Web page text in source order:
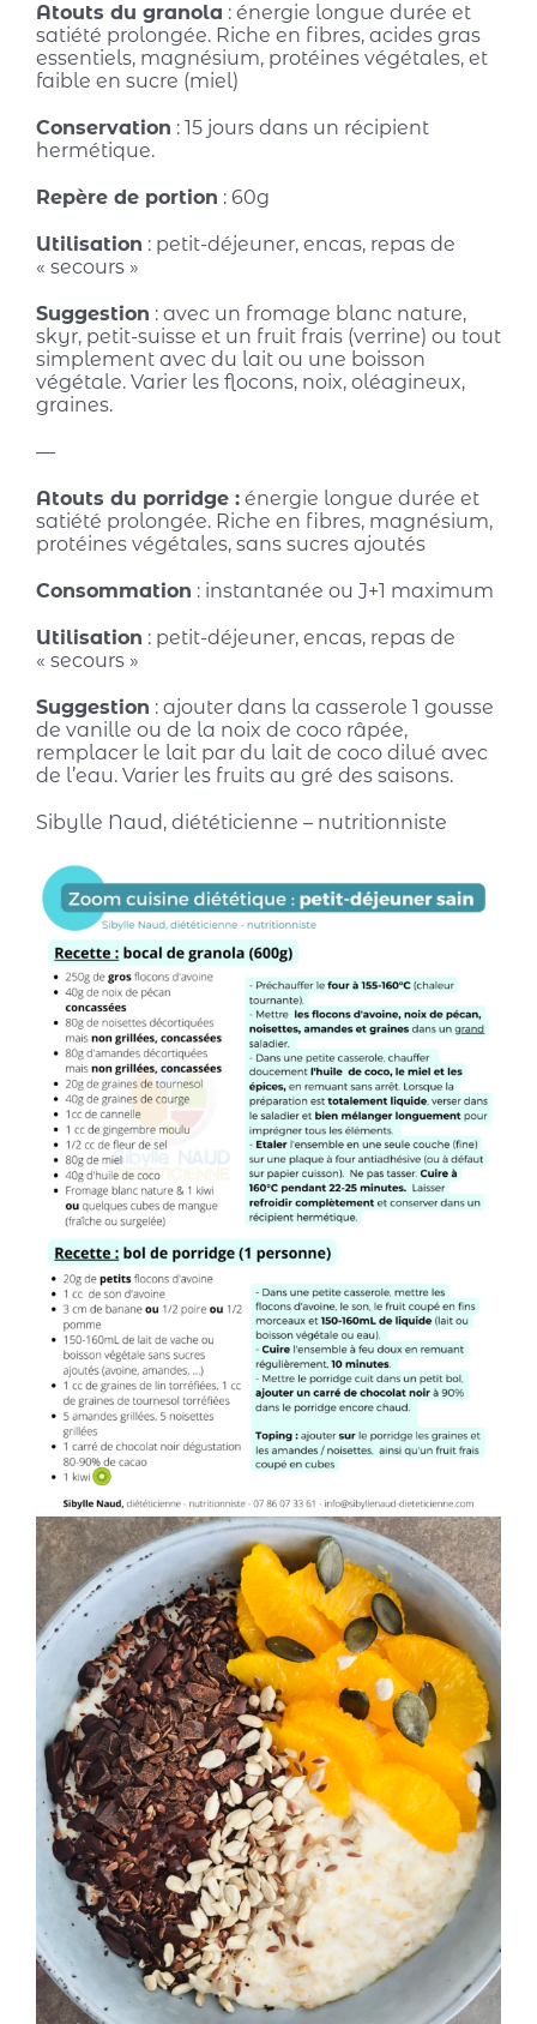
Atouts du granola :énergie longue durée et
satiété prolongée. Riche en fibres, acides gras
essentiels, magnésium, protéines végétales, et
faible en sucre (miel)
Conservation :15 jours dans un récipient
hermétique.
Repère de portion :60g
Utilisation :petit-déjeuner, encas, repas de
« secours »
Suggestion :avec un fromage blanc nature,
skyr, petit-suisse et un fruit frais (verrine) ou tout
simplement avec du lait ou une boisson
végétale. Varier les flocons, noix, oléagineux,
graines.
—
Atouts du porridge :énergie longue durée et
satiété prolongée. Riche en fibres, magnésium,
protéines végétales, sans sucres ajoutés
Consommation :instantanée ou J+1 maximum
Utilisation :petit-déjeuner, encas, repas de
« secours »
Suggestion :ajouter dans la casserole 1 gousse
de vanille ou de la noix de coco râpée,
remplacer le lait par du lait de coco dilué avec
de l’eau. Varier les fruits au gré des saisons.
Sibylle Naud, diététicienne – nutritionniste